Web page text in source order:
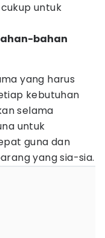
untuk
bahan
yang harus
kebutuhan
selama
untuk
guna dan
yang sia-sia.